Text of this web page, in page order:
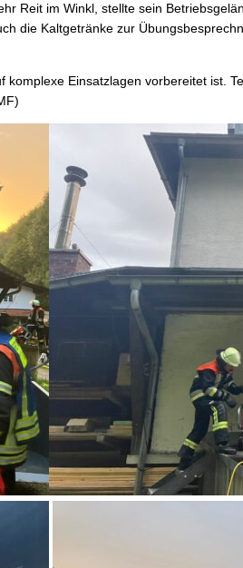
Reit im Winkl, stellte sein
die Kaltgetränke zur
Einsatzlagen vorbereitet ist.